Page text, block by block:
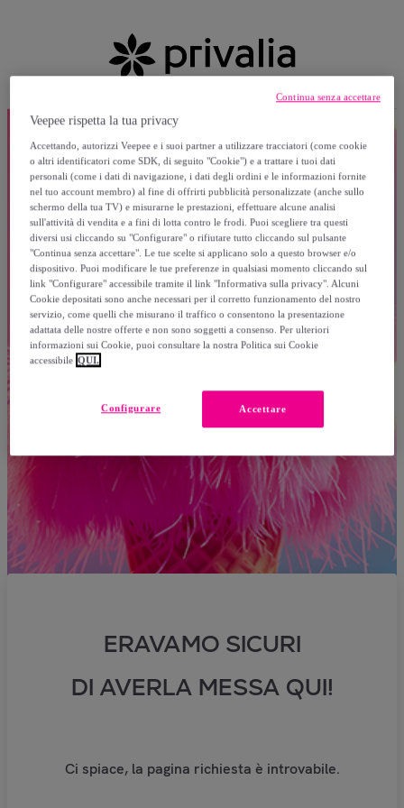
ERAVAMO SICURI
DI AVERLA MESSA QUI!
Ci spiace, la pagina richiesta è introvabile.
Veepee rispetta la tua privacy
Accettando, autorizzi Veepee e i suoi partner a utilizzare tracciatori (come cookie
o altri identificatori come SDK, di seguito "Cookie") e a trattare i tuoi dati
personali (come i dati di navigazione, i dati degli ordini e le informazioni fornite
nel tuo account membro) al fine di offrirti pubblicità personalizzate (anche sullo
schermo della tua TV) e misurarne le prestazioni, effettuare alcune analisi
sull'attività di vendita e a fini di lotta contro le frodi. Puoi scegliere tra questi
diversi usi cliccando su "Configurare" o rifiutare tutto cliccando sul pulsante
"Continua senza accettare". Le tue scelte si applicano solo a questo browser e/o
dispositivo. Puoi modificare le tue preferenze in qualsiasi momento cliccando sul
link "Configurare" accessibile tramite il link "Informativa sulla privacy". Alcuni
Cookie depositati sono anche necessari per il corretto funzionamento del nostro
servizio, come quelli che misurano il traffico o consentono la presentazione
adattata delle nostre offerte e non sono soggetti a consenso. Per ulteriori
informazioni sui Cookie, puoi consultare la nostra Politica sui Cookie
accessibile QUI.
Accettare
Configurare
Continua senza accettare